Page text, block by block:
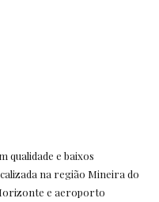
qualidade e baixos
na região Mineira do
e aeroporto